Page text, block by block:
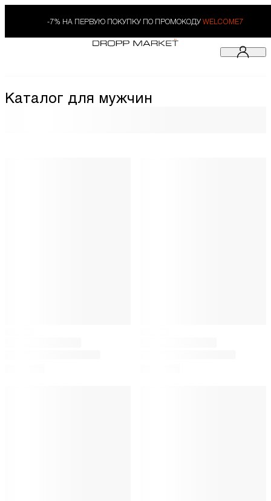
-7% НА ПЕРВУЮ ПОКУПКУ ПО ПРОМОКОДУ WELCOME7
Каталог для мужчин